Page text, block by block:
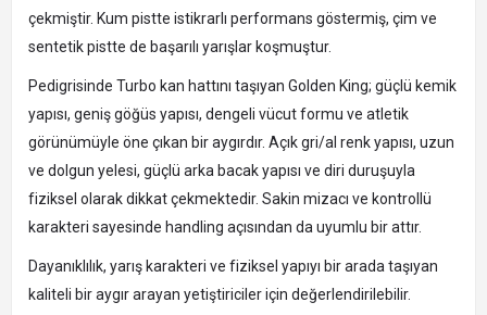
çekmiştir. Kum pistte istikrarlı performans göstermiş, çim ve
sentetik pistte de başarılı yarışlar koşmuştur.
Pedigrisinde Turbo kan hattını taşıyan Golden King; güçlü kemik
yapısı, geniş göğüs yapısı, dengeli vücut formu ve atletik
görünümüyle öne çıkan bir aygırdır. Açık gri/al renk yapısı, uzun
ve dolgun yelesi, güçlü arka bacak yapısı ve diri duruşuyla
fiziksel olarak dikkat çekmektedir. Sakin mizacı ve kontrollü
karakteri sayesinde handling açısından da uyumlu bir attır.
Dayanıklılık, yarış karakteri ve fiziksel yapıyı bir arada taşıyan
kaliteli bir aygır arayan yetiştiriciler için değerlendirilebilir.